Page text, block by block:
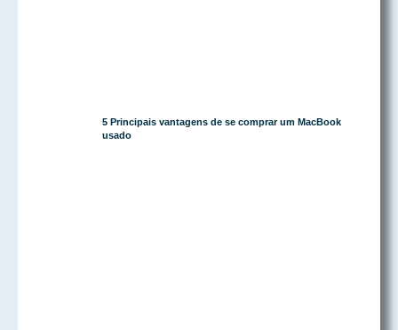
5 Principais vantagens de se comprar um MacBook
usado